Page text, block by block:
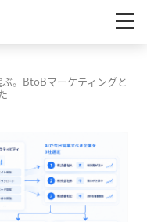
。BtoBマーケティングと